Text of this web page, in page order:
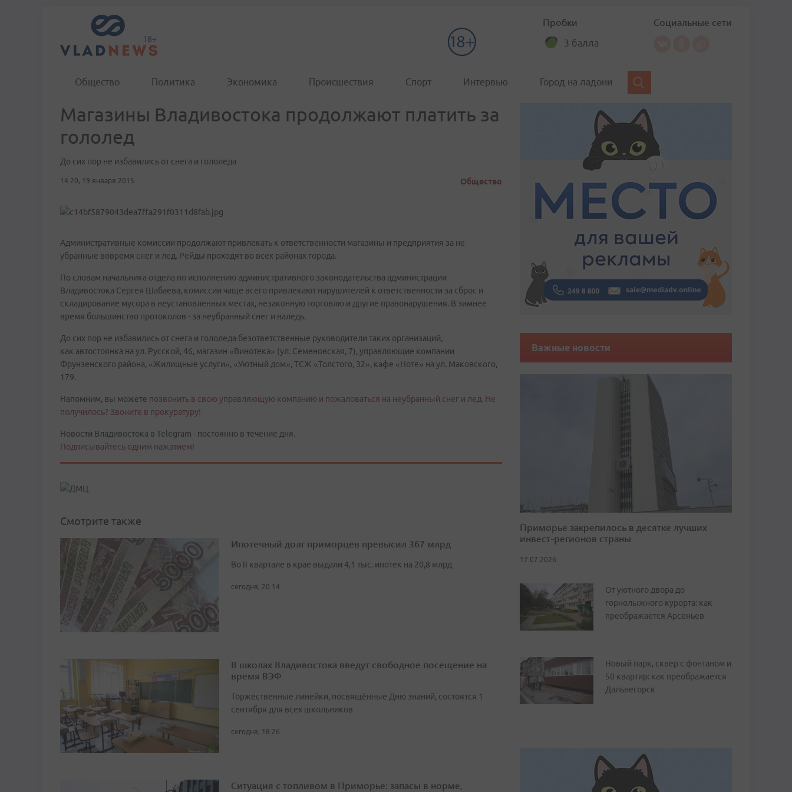
Пробки
3 балла
Социальные сети
Общество Политика Экономика Происшествия Спорт Интервью Город на ладони
Магазины Владивостока продолжают платить за
гололед
До сих пор не избавились от снега и гололеда
14:20, 19 января 2015 Общество
Административные комиссии продолжают привлекать к ответственности магазины и предприятия за не
убранные вовремя снег и лед. Рейды проходят во всех районах города.
По словам начальника отдела по исполнению административного законодательства администрации
Владивостока Сергея Шабаева, комиссии чаще всего привлекают нарушителей к ответственности за сброс и
складирование мусора в неустановленных местах, незаконную торговлю и другие правонарушения. В зимнее
время большинство протоколов - за неубранный снег и наледь.
До сих пор не избавились от снега и гололеда безответственные руководители таких организаций,
как автостоянка на ул. Русской, 46, магазин «Винотека» (ул. Семеновская, 7), управляющие компании
Фрунзенского района, «Жилищные услуги», «Уютный дом», ТСЖ «Толстого, 32», кафе «Ноте» на ул. Маковского,
179.
Напомним, вы можете позвонить в свою управляющую компанию и пожаловаться на неубранный снег и лед. Не
получилось? Звоните в прокуратуру!
Новости Владивостока в Telegram - постоянно в течение дня.
Подписывайтесь одним нажатием!
Смотрите также
Ипотечный долг приморцев превысил 367 млрд
Во II квартале в крае выдали 4,1 тыс. ипотек на 20,8 млрд
сегодня, 20:14
В школах Владивостока введут свободное посещение на
время ВЭФ
Торжественные линейки, посвящённые Дню знаний, состоятся 1
сентября для всех школьников
сегодня, 18:26
Ситуация с топливом в Приморье: запасы в норме,
Важные новости
Приморье закрепилось в десятке лучших
инвест-регионов страны
17.07.2026
От уютного двора до
горнолыжного курорта: как
преображается Арсеньев
Новый парк, сквер с фонтаном и
50 квартир: как преображается
Дальнегорск